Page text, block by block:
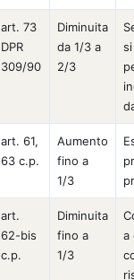
art. 73
DPR
309/90
Diminuita
da 1/3 a
2/3
art. 61,
63 c.p.
Aumento
fino a
1/3
art.
62-bis
c.p.
Diminuita
fino a
1/3
a